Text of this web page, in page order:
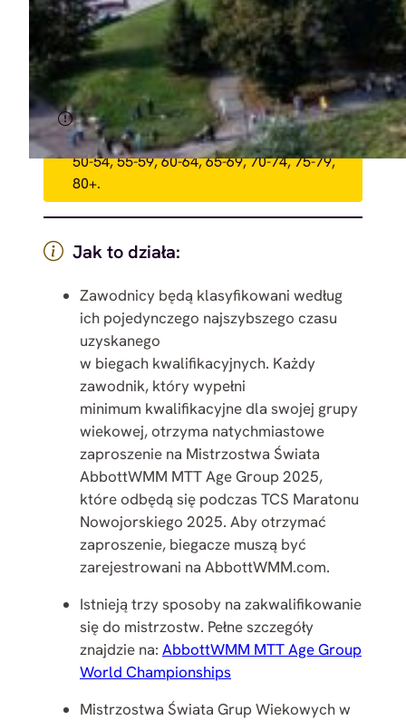
Majors Marathon Tours & Travel Age
Group World Championship jako
impreza kwalifikacyjna.
Zawodnicy będą rywalizować w
przedziałach wiekowych: 40-44, 45-49,
50-54, 55-59, 60-64, 65-69, 70-74, 75-79,
80+.
Jak to działa:
Zawodnicy będą klasyfikowani według
ich pojedynczego najszybszego czasu
uzyskanego
w biegach kwalifikacyjnych. Każdy
zawodnik, który wypełni
minimum kwalifikacyjne dla swojej grupy
wiekowej, otrzyma natychmiastowe
zaproszenie na Mistrzostwa Świata
AbbottWMM MTT Age Group 2025,
które odbędą się podczas TCS Maratonu
Nowojorskiego 2025. Aby otrzymać
zaproszenie, biegacze muszą być
zarejestrowani na AbbottWMM.com.
Istnieją trzy sposoby na zakwalifikowanie
się do mistrzostw. Pełne szczegóły
znajdzie na: AbbottWMM MTT Age Group
World Championships
Mistrzostwa Świata Grup Wiekowych w